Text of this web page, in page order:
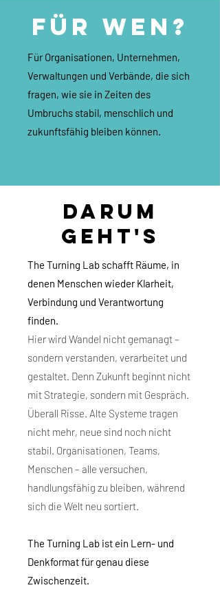
Für wen?
Für Organisationen, Unternehmen,
Verwaltungen und Verbände, die sich
fragen, wie sie in Zeiten des
Umbruchs stabil, menschlich und
zukunftsfähig bleiben können.
Darum
geht's
The Turning Lab schafft Räume, in
denen Menschen wieder Klarheit,
Verbindung und Verantwortung
finden.
Hier wird Wandel nicht gemanagt –
sondern verstanden, verarbeitet und
gestaltet. Denn Zukunft beginnt nicht
mit Strategie, sondern mit Gespräch.
Überall Risse. Alte Systeme tragen
nicht mehr, neue sind noch nicht
stabil. Organisationen, Teams,
Menschen – alle versuchen,
handlungsfähig zu bleiben, während
sich die Welt neu sortiert.
The Turning Lab ist ein Lern- und
Denkformat für genau diese
Zwischenzeit.